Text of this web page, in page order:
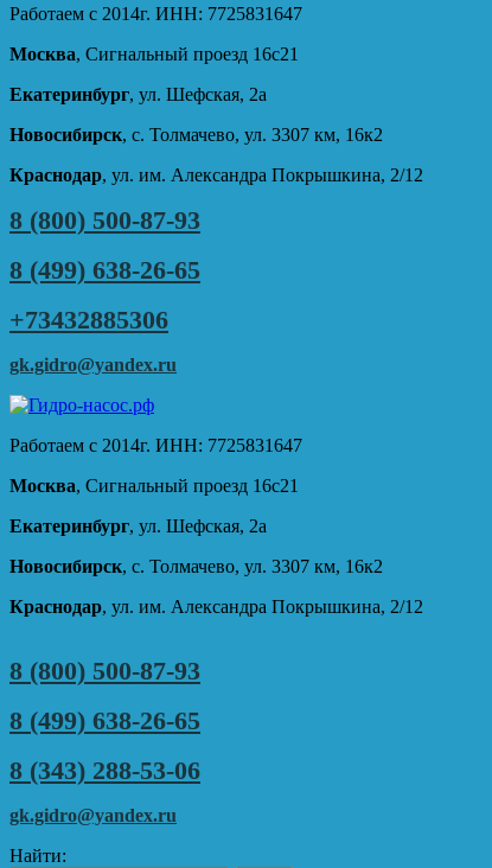
Работаем с 2014г. ИНН: 7725831647
Москва, Сигнальный проезд 16с21
Екатеринбург, ул. Шефская, 2а
Новосибирск, с. Толмачево, ул. 3307 км, 16к2
Краснодар, ул. им. Александра Покрышкина, 2/12
8 (800) 500-87-93
8 (499) 638-26-65
+73432885306
gk.gidro@yandex.ru
Работаем с 2014г. ИНН: 7725831647
Москва, Сигнальный проезд 16с21
Екатеринбург, ул. Шефская, 2а
Новосибирск, с. Толмачево, ул. 3307 км, 16к2
Краснодар, ул. им. Александра Покрышкина, 2/12
8 (800) 500-87-93
8 (499) 638-26-65
8 (343) 288-53-06
gk.gidro@yandex.ru
Найти: